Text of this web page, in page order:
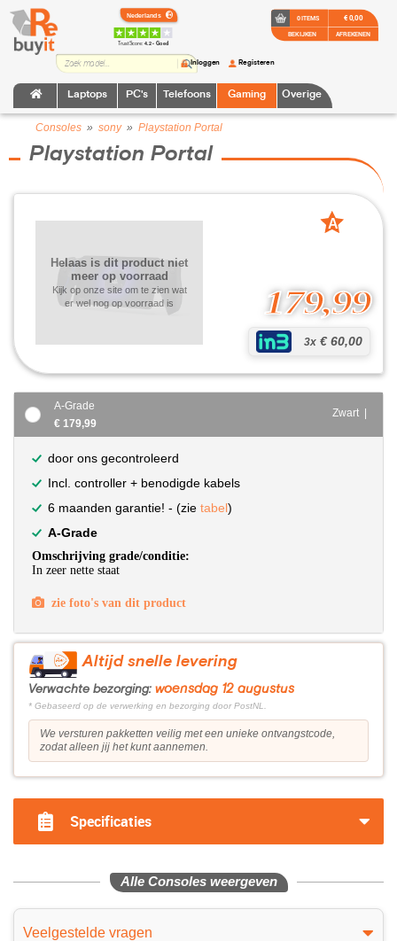
TrustScore:4.2 • Goed
Laptops PC's Telefoons Gaming Overige
Inloggen Registeren
0 ITEMS
BEKIJKEN
€ 0,00
AFREKENEN
Consoles » sony» Playstation Portal
Playstation Portal
179,99
3x € 60,00
Helaas is dit product niet
meer op voorraad
Kijk op onze site om te zien wat
er wel nog op voorraad is
A
A-Grade
€ 179,99
Zwart |
door ons gecontroleerd
Incl. controller + benodigde kabels
6 maanden garantie! - (zie tabel)
A-Grade
Omschrijving grade/conditie:
In zeer nette staat
zie foto's van dit product
Altijd snelle levering
Verwachte bezorging: woensdag 12 augustus
* Gebaseerd op de verwerking en bezorging door PostNL.
We versturen pakketten veilig met een unieke ontvangstcode,
zodat alleen jij het kunt aannemen.
Specificaties
Alle Consoles weergeven
Veelgestelde vragen